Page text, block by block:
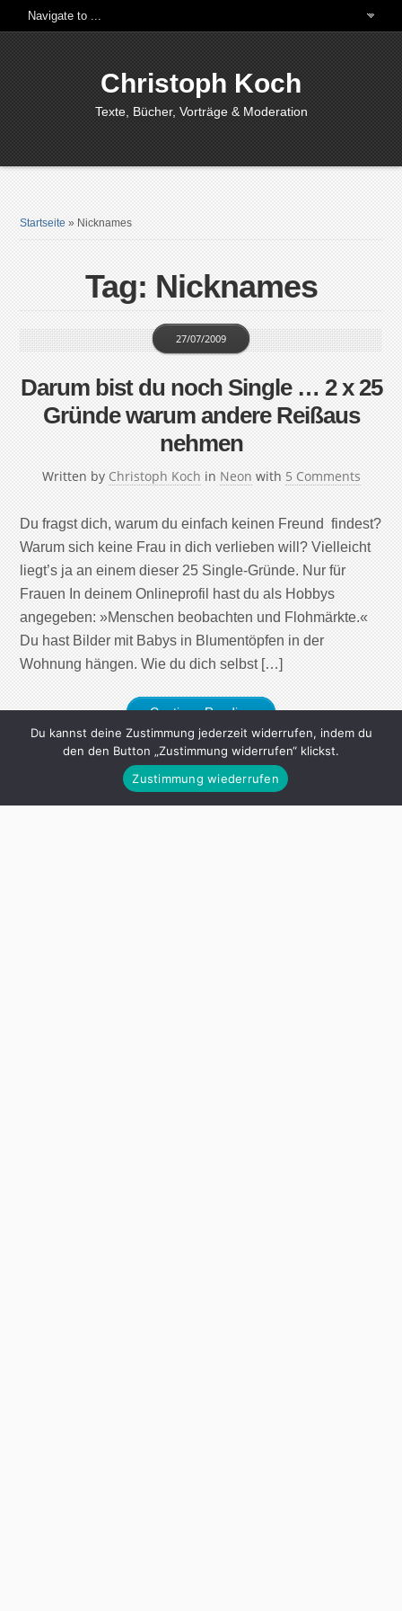
Christoph Koch
Texte, Bücher, Vorträge & Moderation
Startseite » Nicknames
Tag: Nicknames
Darum bist du noch Single … 2 x 25
Gründe warum andere Reißaus
nehmen
Written by Christoph Koch
27/07/2009
in Neon with 5 Comments
Du fragst dich, warum du einfach keinen Freund findest?
Warum sich keine Frau in dich verlieben will? Vielleicht
liegt’s ja an einem dieser 25 Single-Gründe. Nur für
Frauen In deinem Onlineprofil hast du als Hobbys
angegeben: »Menschen beobachten und Flohmärkte.«
Du hast Bilder mit Babys in Blumentöpfen in der
Wohnung hängen. Wie du dich selbst […]
Continue Reading
Du kannst deine Zustimmung jederzeit widerrufen, indem du
den den Button „Zustimmung widerrufen“ klickst.
Zustimmung wiederrufen